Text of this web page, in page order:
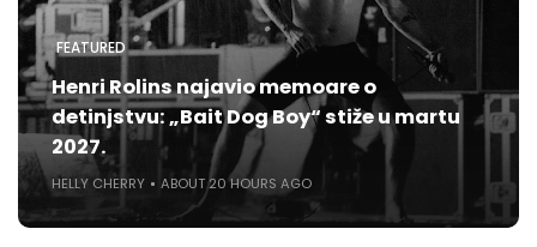
FEATURED
Henri Rolins najavio memoare o
detinjstvu: „Bait Dog Boy“ stiže u martu
2027.
HELLY CHERRY ABOUT 20 HOURS AGO